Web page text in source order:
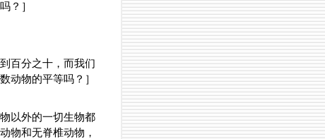
？］
百分之十，而我们
动物的平等吗？］
以外的一切生物都
物和无脊椎动物，